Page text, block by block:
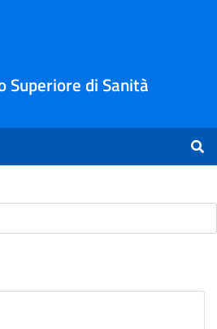
Superiore di Sanità
Ricerca -